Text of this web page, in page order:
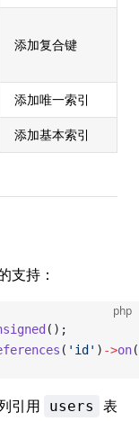
添加复合键
添加唯一索引
添加基本索引
支持：
php
();
( 'id' ) ->on(
引用 users
表